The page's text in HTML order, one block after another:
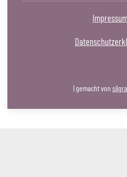
| gemacht von silgra